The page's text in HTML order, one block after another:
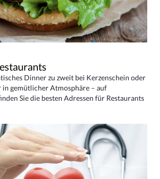
Dinner zu zweit bei Kerzenschein oder
in gemütlicher Atmosphäre – auf
Sie die besten Adressen für Restaurants